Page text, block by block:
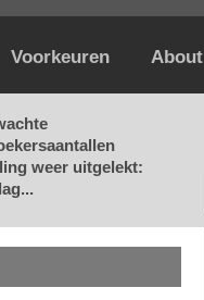
Voorkeuren About
weer uitgelekt: